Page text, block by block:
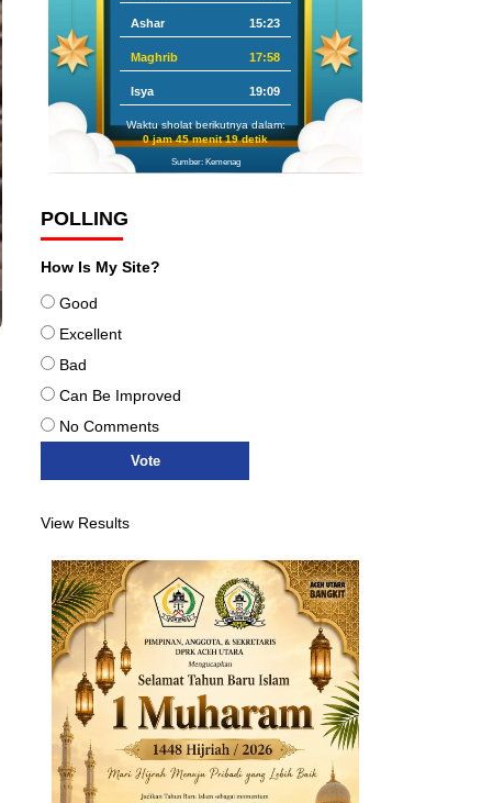
Ashar 15:23
Maghrib 17:58
Isya 19:09
Waktu sholat berikutnya dalam:
0 jam 45 menit 18 detik
Sumber: Kemenag
POLLING
How Is My Site?
Good
Excellent
Bad
Can Be Improved
No Comments
View Results